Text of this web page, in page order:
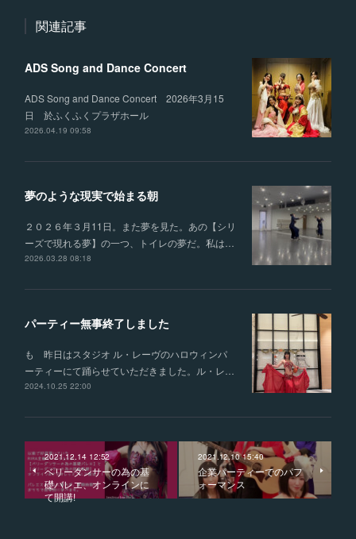
関連記事
ADS Song and Dance Concert
ADS Song and Dance Concert 2026年3月15
日 於ふくふくプラザホール
2026.04.19 09:58
夢のような現実で始まる朝
２０２６年３月11日。また夢を見た。あの【シリ
ーズで現れる夢】の一つ、トイレの夢だ。私は…
2026.03.28 08:18
パーティー無事終了しました
も 昨日はスタジオ ル・レーヴのハロウィンパ
ーティーにて踊らせていただきました。ル・レ…
2024.10.25 22:00
2021.12.14 12:52
ベリーダンサーの為の基
礎バレエ、オンラインに
て開講!
2021.12.10 15:40
企業パーティーでのパフ
ォーマンス